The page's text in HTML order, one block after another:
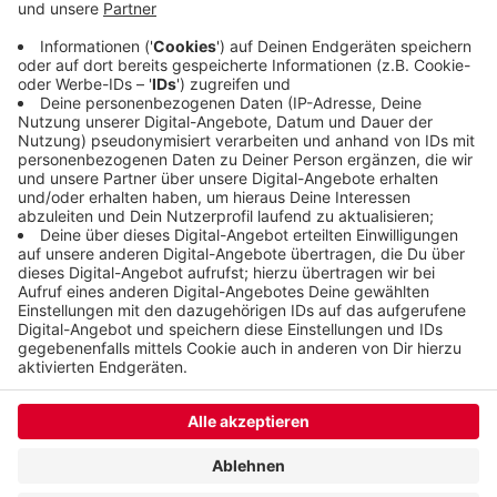
und die Bundesliga ist jetzt zu Gast in der Halle in
Vohwinkel. Mit dabei sind aktuelle Olympioniken
und Weltcup-Teilnehmerinnen.
Veröffentlicht: Samstag, 31.08.2024 10:57
Anzeige
Anzeige